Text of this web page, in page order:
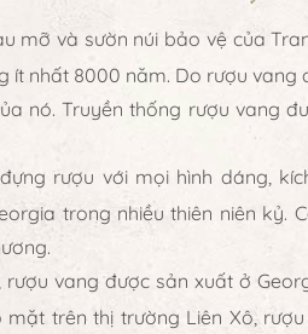
mỡ và sườn núi bảo vệ của
ít nhất 8000 năm. Do rượu vang
nó. Truyền thống rượu vang
rượu với mọi hình dáng,
trong nhiều thiên niên kỷ.
rượu vang được sản xuất ở
trên thị trường Liên Xô,